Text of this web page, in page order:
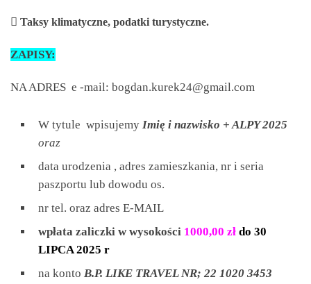
 Taksy klimatyczne, podatki turystyczne.
ZAPISY:
NA ADRES e -mail: bogdan.kurek24@gmail.com
W tytule wpisujemy Imię i nazwisko + ALPY 2025
oraz
data urodzenia , adres zamieszkania, nr i seria
paszportu lub dowodu os.
nr tel. oraz adres E-MAIL
wpłata zaliczki w wysokości 1000,00 zł do 30
LIPCA 2025 r
na konto B.P. LIKE TRAVEL NR; 22 1020 3453